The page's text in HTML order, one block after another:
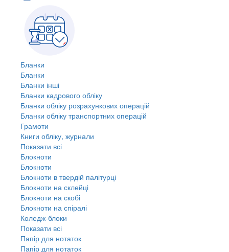
Бланки
Бланки
Бланки інші
Бланки кадрового обліку
Бланки обліку розрахункових операцій
Бланки обліку транспортних операцій
Грамоти
Книги обліку, журнали
Показати всі
Блокноти
Блокноти
Блокноти в твердій палітурці
Блокноти на склейці
Блокноти на скобі
Блокноти на спіралі
Коледж-блоки
Показати всі
Папір для нотаток
Папір для нотаток